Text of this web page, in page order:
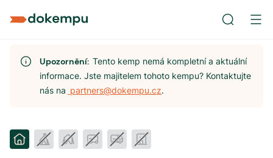
Upozornění:Tento kemp nemá kompletní a aktuální
informace. Jste majitelem tohoto kempu? Kontaktujte
nás na partners@dokempu.cz.